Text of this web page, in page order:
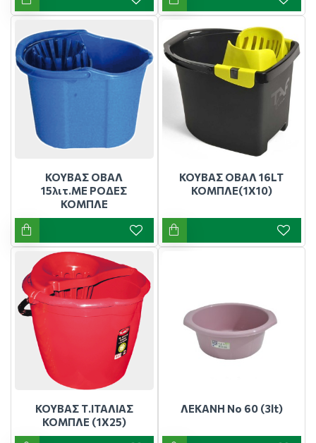
ΚΟΥΒΑΣ ΟΒΑΛ
15λιτ.ΜΕ ΡΟΔΕΣ
ΚΟΜΠΛΕ
ΚΟΥΒΑΣ ΟΒΑΛ 16LT
ΚΟΜΠΛΕ(1X10)
ΚΟΥΒΑΣ Τ.ΙΤΑΛΙΑΣ
ΚΟΜΠΛΕ (1Χ25)
ΛΕΚΑΝΗ Νο 60 (3lt)